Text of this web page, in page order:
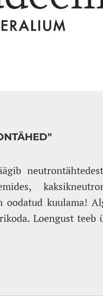
kuulama!
Loengust teeb